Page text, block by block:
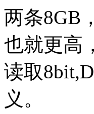
两条8GB
也就更高
读取
义。